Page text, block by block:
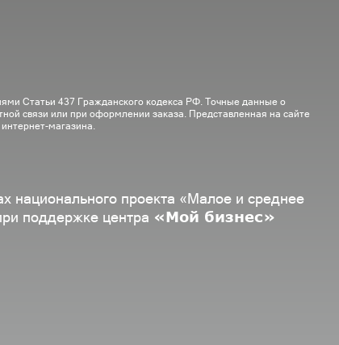
Статьи 437 Гражданского кодекса РФ. Точные данные о
связи или при оформлении заказа. Представленная на сайте
магазина.
национального проекта «Малое и среднее
поддержке центра «Мой бизнес»